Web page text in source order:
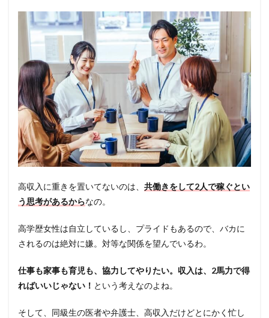
高収入に重きを置いてないのは、 共働きをして2人で稼ぐとい
う思考があるからなの。
高学歴女性は自立しているし、プライドもあるので、バカに
されるのは絶対に嫌。対等な関係を望んでいるわ。
仕事も家事も育児も、協力してやりたい。収入は、2馬力で得
ればいいじゃない！ という考えなのよね。
そして、同級生の医者や弁護士、高収入だけどとにかく忙し